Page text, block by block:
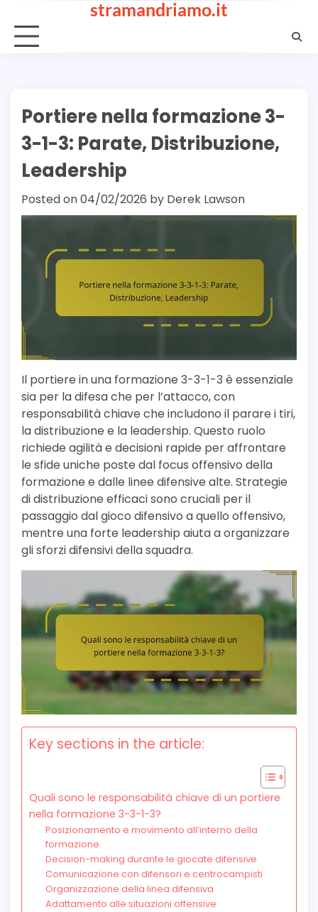
content
stramandriamo.it
Portiere nella formazione 3-
3-1-3: Parate, Distribuzione,
Leadership
Posted on04/02/2026 by Derek Lawson
Il portiere in una formazione 3-3-1-3 è essenziale
sia per la difesa che per l’attacco, con
responsabilità chiave che includono il parare i tiri,
la distribuzione e la leadership. Questo ruolo
richiede agilità e decisioni rapide per affrontare
le sfide uniche poste dal focus offensivo della
formazione e dalle linee difensive alte. Strategie
di distribuzione efficaci sono cruciali per il
passaggio dal gioco difensivo a quello offensivo,
mentre una forte leadership aiuta a organizzare
gli sforzi difensivi della squadra.
Key sections in the article:
Quali sono le responsabilità chiave di un portiere
nella formazione 3-3-1-3?
Posizionamento e movimento all’interno della
formazione
Decision-making durante le giocate difensive
Comunicazione con difensori e centrocampisti
Organizzazione della linea difensiva
Adattamento alle situazioni offensive